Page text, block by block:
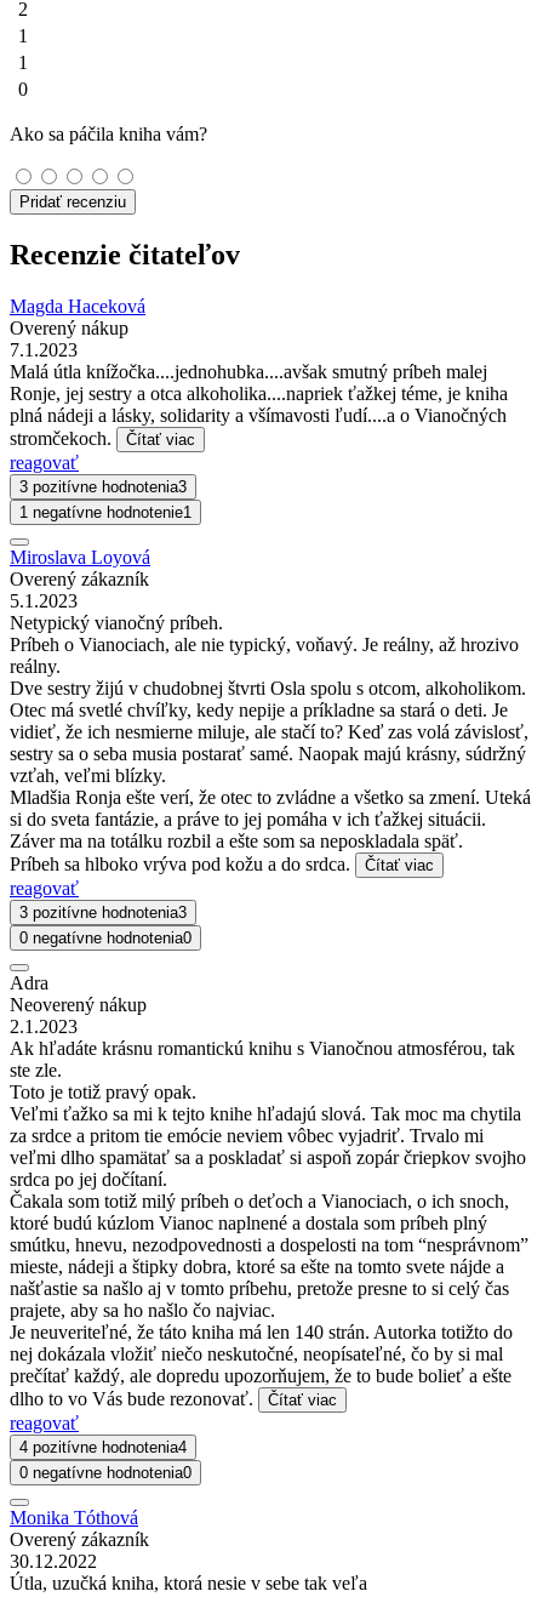
2
1
1
0
Ako sa páčila kniha vám?
Pridať recenziu
Recenzie čitateľov
Magda Haceková
Overený nákup
7.1.2023
Malá útla knížočka....jednohubka....avšak smutný príbeh malej
Ronje, jej sestry a otca alkoholika....napriek ťažkej téme, je kniha
plná nádeji a lásky, solidarity a všímavosti ľudí....a o Vianočných
stromčekoch.
Čítať viac
reagovať
3 pozitívne hodnotenia3
1 negatívne hodnotenie1
Miroslava Loyová
Overený zákazník
5.1.2023
Netypický vianočný príbeh.
Príbeh o Vianociach, ale nie typický, voňavý. Je reálny, až hrozivo
reálny.
Dve sestry žijú v chudobnej štvrti Osla spolu s otcom, alkoholikom.
Otec má svetlé chvíľky, kedy nepije a príkladne sa stará o deti. Je
vidieť, že ich nesmierne miluje, ale stačí to? Keď zas volá závislosť,
sestry sa o seba musia postarať samé. Naopak majú krásny, súdržný
vzťah, veľmi blízky.
Mladšia Ronja ešte verí, že otec to zvládne a všetko sa zmení. Uteká
si do sveta fantázie, a práve to jej pomáha v ich ťažkej situácii.
Záver ma na totálku rozbil a ešte som sa neposkladala späť.
Príbeh sa hlboko vrýva pod kožu a do srdca.
Čítať viac
reagovať
3 pozitívne hodnotenia3
0 negatívne hodnotenia0
Adra
Neoverený nákup
2.1.2023
Ak hľadáte krásnu romantickú knihu s Vianočnou atmosférou, tak
ste zle.
Toto je totiž pravý opak.
Veľmi ťažko sa mi k tejto knihe hľadajú slová. Tak moc ma chytila
za srdce a pritom tie emócie neviem vôbec vyjadriť. Trvalo mi
veľmi dlho spamätať sa a poskladať si aspoň zopár čriepkov svojho
srdca po jej dočítaní.
Čakala som totiž milý príbeh o deťoch a Vianociach, o ich snoch,
ktoré budú kúzlom Vianoc naplnené a dostala som príbeh plný
smútku, hnevu, nezodpovednosti a dospelosti na tom “nesprávnom”
mieste, nádeji a štipky dobra, ktoré sa ešte na tomto svete nájde a
našťastie sa našlo aj v tomto príbehu, pretože presne to si celý čas
prajete, aby sa ho našlo čo najviac.
Je neuveriteľné, že táto kniha má len 140 strán. Autorka totižto do
nej dokázala vložiť niečo neskutočné, neopísateľné, čo by si mal
prečítať každý, ale dopredu upozorňujem, že to bude bolieť a ešte
dlho to vo Vás bude rezonovať.
Čítať viac
reagovať
4 pozitívne hodnotenia4
0 negatívne hodnotenia0
Monika Tóthová
Overený zákazník
30.12.2022
Útla, uzučká kniha, ktorá nesie v sebe tak veľa